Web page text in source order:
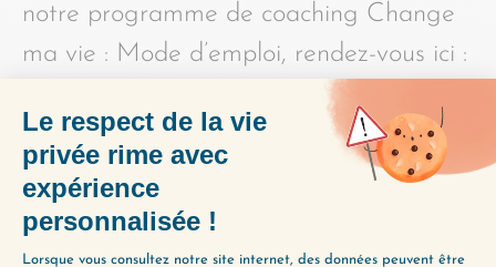
notre programme de coaching Change
ma vie : Mode d’emploi, rendez-vous ici :
https://changemavie.com/coaching
PARTAGER L'ÉPISODE